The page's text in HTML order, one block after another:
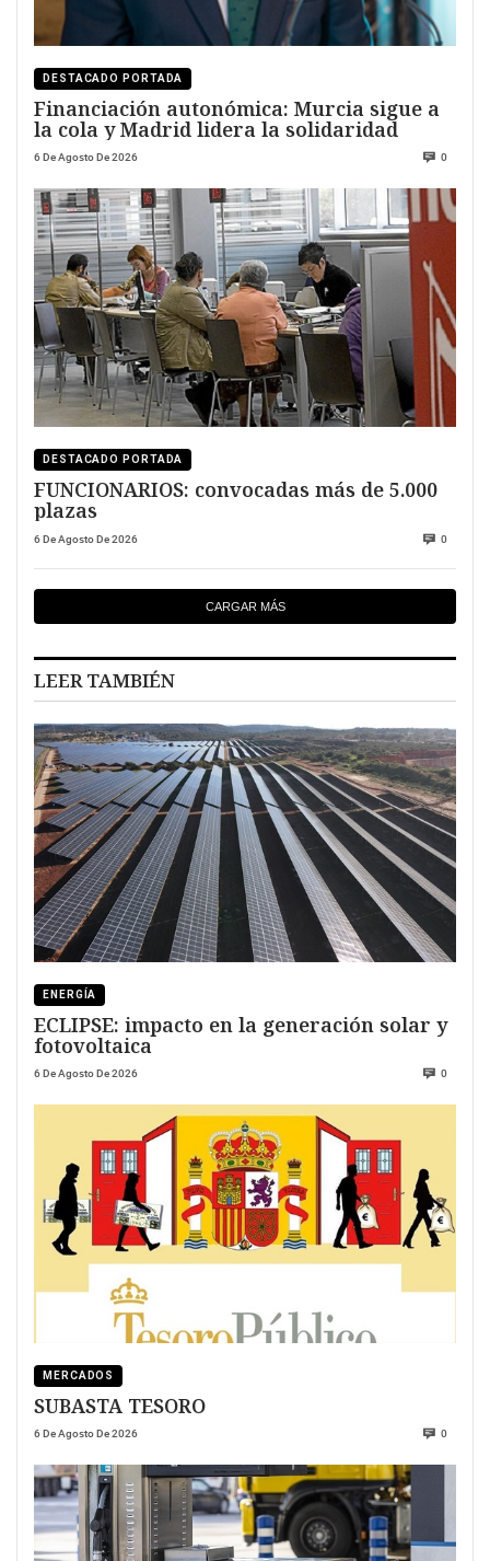
DESTACADO PORTADA
Financiación autonómica: Murcia sigue a
la cola y Madrid lidera la solidaridad
6 De Agosto De 2026 0
DESTACADO PORTADA
FUNCIONARIOS: convocadas más de 5.000
plazas
6 De Agosto De 2026 0
CARGAR MÁS
LEER TAMBIÉN
ENERGÍA
ECLIPSE: impacto en la generación solar y
fotovoltaica
6 De Agosto De 2026 0
MERCADOS
SUBASTA TESORO
6 De Agosto De 2026 0